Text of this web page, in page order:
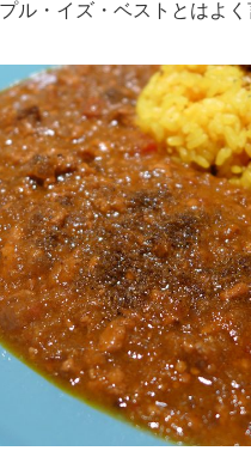
ル・イズ・ベストとはよく